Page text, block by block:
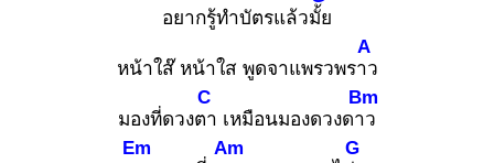
อยากรู้ทำบัตรแล้วมั้ย
หน้าใส๊ หน้าใส พูดจาแพรวพราว
A
มองที่ดวงตา
C
เหมือนมองดวงดาว
Bm
Em
Am
G